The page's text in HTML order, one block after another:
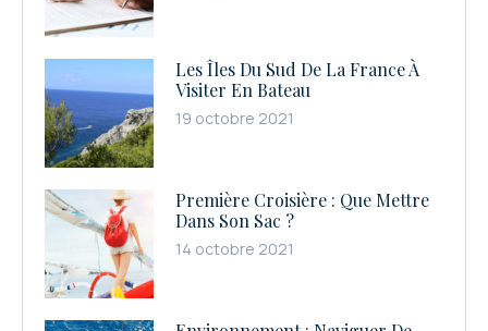
Les Îles Du Sud De La France À
Visiter En Bateau
19 octobre 2021
Première Croisière : Que Mettre
Dans Son Sac ?
14 octobre 2021